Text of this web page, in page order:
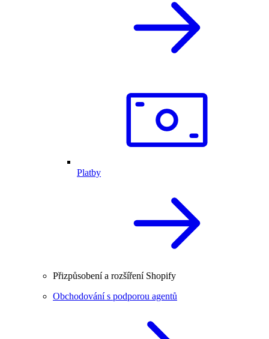
Platby
Přizpůsobení a rozšíření Shopify
Obchodování s podporou agentů